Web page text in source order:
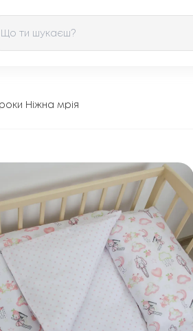
роки Ніжна мрія